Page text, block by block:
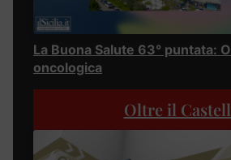
La Buona Salute 63° puntata:
oncologica
Oltre il